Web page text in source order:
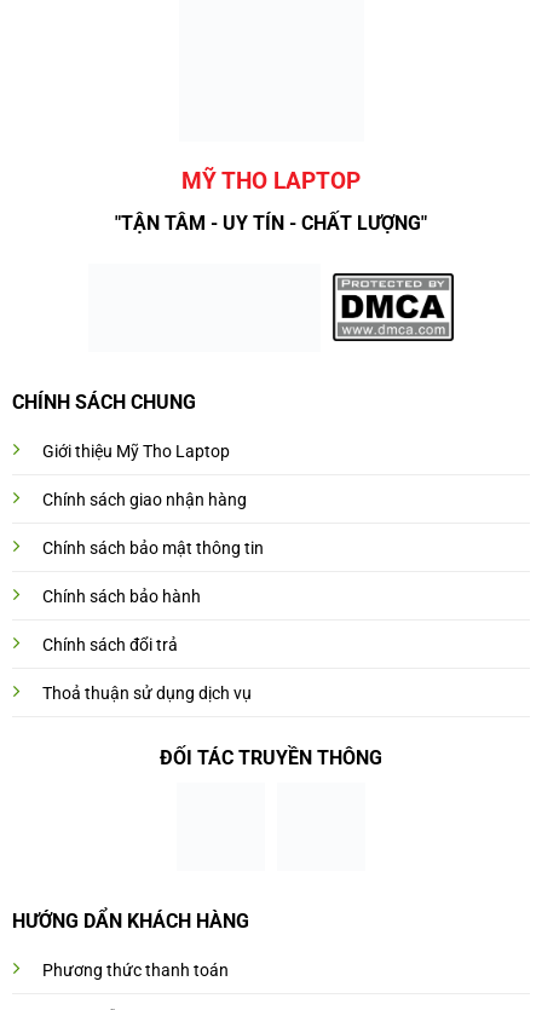
MỸ THO LAPTOP
"TẬN TÂM - UY TÍN - CHẤT LƯỢNG"
CHÍNH SÁCH CHUNG
Giới thiệu Mỹ Tho Laptop
Chính sách giao nhận hàng
Chính sách bảo mật thông tin
Chính sách bảo hành
Chính sách đổi trả
Thoả thuận sử dụng dịch vụ
ĐỐI TÁC TRUYỀN THÔNG
HƯỚNG DẨN KHÁCH HÀNG
Phương thức thanh toán